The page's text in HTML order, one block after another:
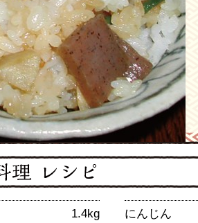
1.4kg
にんじん